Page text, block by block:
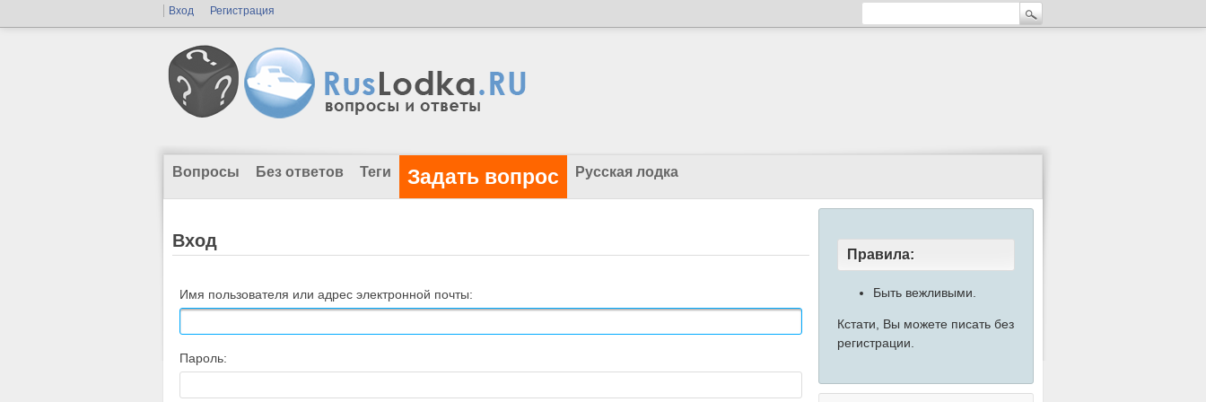
Вход Регистрация
Вопросы Без ответов Теги Задать вопрос Русская лодка
Правила:
Быть вежливыми.
Кстати, Вы можете писать без
регистрации.
Вход
Имя пользователя или адрес электронной почты:
Пароль: